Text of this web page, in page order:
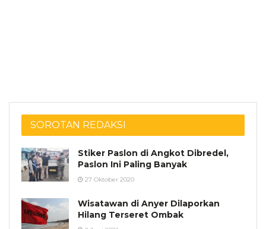
SOROTAN REDAKSI
Stiker Paslon di Angkot Dibredel,
Paslon Ini Paling Banyak
27 Oktober 2020
Wisatawan di Anyer Dilaporkan
Hilang Terseret Ombak